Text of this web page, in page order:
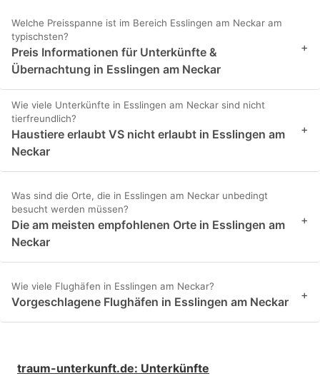
Welche Preisspanne ist im Bereich Esslingen am Neckar am
typischsten?
Preis Informationen für Unterkünfte &
Übernachtung in Esslingen am Neckar
+
Wie viele Unterkünfte in Esslingen am Neckar sind nicht
tierfreundlich?
Haustiere erlaubt VS nicht erlaubt in Esslingen am
Neckar
+
Was sind die Orte, die in Esslingen am Neckar unbedingt
besucht werden müssen?
Die am meisten empfohlenen Orte in Esslingen am
Neckar
+
Wie viele Flughäfen in Esslingen am Neckar?
Vorgeschlagene Flughäfen in Esslingen am Neckar +
traum-unterkunft.de: Unterkünfte